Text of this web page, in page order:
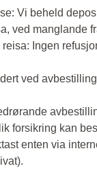
Vi beheld
ved manglande
Ingen
ved
forsikring kan
enten via